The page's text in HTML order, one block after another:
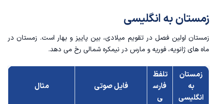
زمستان به انگلیسی
زمستان اولین فصل در تقویم میلادی، بین پاییز و بهار است. زمستان در
ماه های ژانویه، فوریه و مارس در نیمکره شمالی رخ می دهد.
زمستان
به
انگلیسی
تلفظ
فارس
ی
فایل صوتی مثال